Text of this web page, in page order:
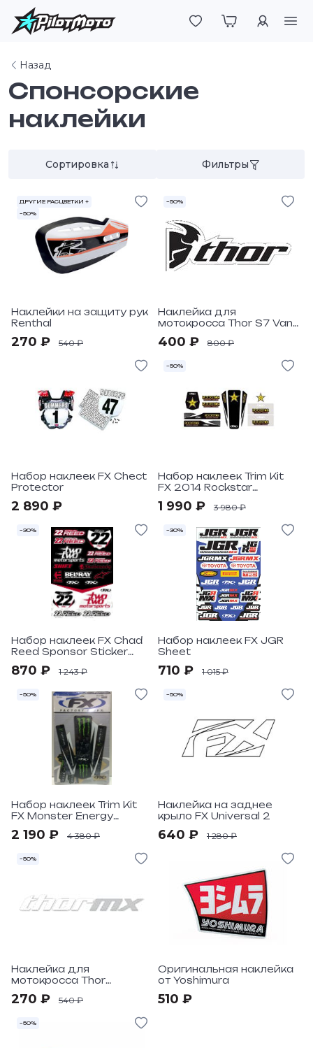
Войти
Назад
Спонсорские
наклейки
Сортировка Фильтры
Наклейки на защиту рук
Renthal
270 ₽ 540 ₽
ДРУГИЕ РАСЦВЕТКИ +
–50%
Наклейка для
мотокросса Thor S7 Van,
400 ₽ 800 ₽
–50%
Набор наклеек FX Chect
Protector
2 890 ₽
Набор наклеек Trim Kit
FX 2014 Rockstar
1 990 ₽ 3 980 ₽
–50%
Набор наклеек FX Chad
Reed Sponsor Sticker
870 ₽ 1 243 ₽
–30%
Набор наклеек FX JGR
Sheet
710 ₽ 1 015 ₽
–30%
Набор наклеек Trim Kit
FX Monster Energy
2 190 ₽ 4 380 ₽
–50%
Наклейка на заднее
крыло FX Universal 2
640 ₽ 1 280 ₽
–50%
Наклейка для
мотокросса Thor
270 ₽ 540 ₽
–50%
Оригинальная наклейка
от Yoshimura
510 ₽
–50%